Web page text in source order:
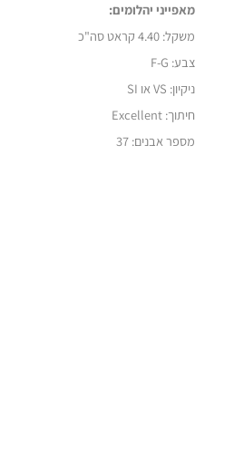
מאפייני יהלומים:
משקל: 4.40 קראט סה"כ
צבע: F-G
ניקיון: VS או SI
חיתוך: Excellent
מספר אבנים: 37